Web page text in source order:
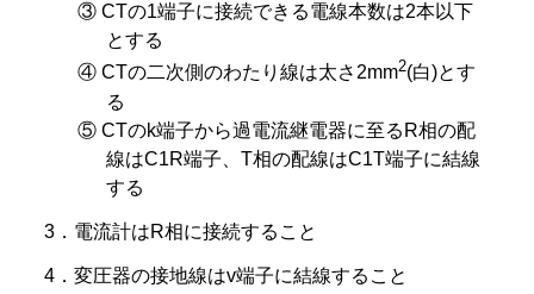
③ CTの1端子に接続できる電線本数は2本以下
とする
④ CTの二次側のわたり線は太さ2mm2(白)とす
る
⑤ CTのk端子から過電流継電器に至るR相の配
線はC1R端子、T相の配線はC1T端子に結線
する
3．電流計はR相に接続すること
4．変圧器の接地線はv端子に結線すること